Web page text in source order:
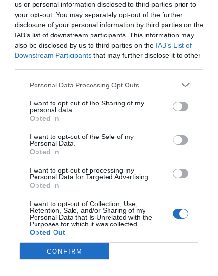
us or personal information disclosed to third parties prior to
your opt-out. You may separately opt-out of the further
disclosure of your personal information by third parties on the
IAB’s list of downstream participants. This information may
also be disclosed by us to third parties on the IAB’s List of
Downstream Participants that may further disclose it to other
Personal Data Processing Opt Outs
I want to opt-out of the Sharing of my
personal data.
Opted In
I want to opt-out of the Sale of my
Personal Data.
Opted In
I want to opt-out of processing my
Personal Data for Targeted Advertising.
Opted In
I want to opt-out of Collection, Use,
Retention, Sale, and/or Sharing of my
Personal Data that Is Unrelated with the
Purposes for which it was collected.
Opted Out
CONFIRM